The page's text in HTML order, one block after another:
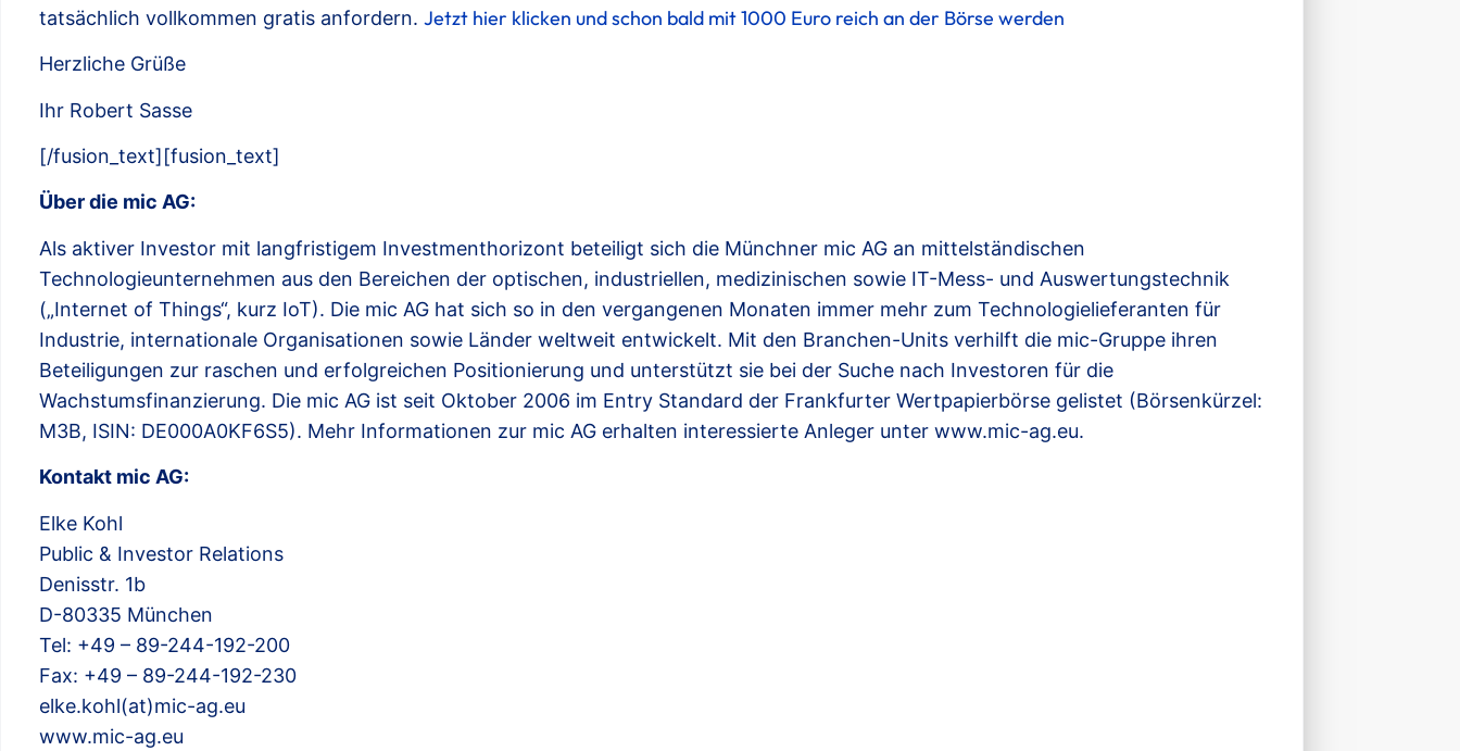
tatsächlich vollkommen gratis anfordern. Jetzt hier klicken und schon bald mit 1000 Euro reich an der Börse werden
Herzliche Grüße
Ihr Robert Sasse
[/fusion_text][fusion_text]
Über die mic AG:
Als aktiver Investor mit langfristigem Investmenthorizont beteiligt sich die Münchner mic AG an mittelständischen
Technologieunternehmen aus den Bereichen der optischen, industriellen, medizinischen sowie IT-Mess- und Auswertungstechnik
(„Internet of Things“, kurz IoT). Die mic AG hat sich so in den vergangenen Monaten immer mehr zum Technologielieferanten für
Industrie, internationale Organisationen sowie Länder weltweit entwickelt. Mit den Branchen-Units verhilft die mic-Gruppe ihren
Beteiligungen zur raschen und erfolgreichen Positionierung und unterstützt sie bei der Suche nach Investoren für die
Wachstumsfinanzierung. Die mic AG ist seit Oktober 2006 im Entry Standard der Frankfurter Wertpapierbörse gelistet (Börsenkürzel:
M3B, ISIN: DE000A0KF6S5). Mehr Informationen zur mic AG erhalten interessierte Anleger unter www.mic-ag.eu.
Kontakt mic AG:
Elke Kohl
Public & Investor Relations
Denisstr. 1b
D-80335 München
Tel: +49 – 89-244-192-200
Fax: +49 – 89-244-192-230
elke.kohl(at)mic-ag.eu
www.mic-ag.eu